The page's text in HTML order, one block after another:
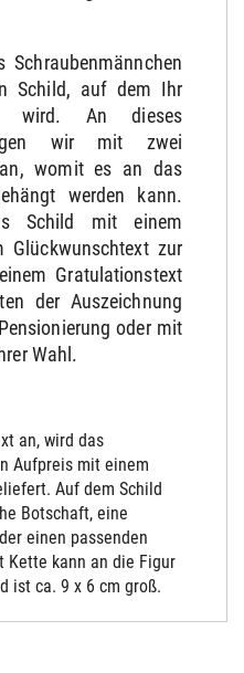
Schild, auf dem Ihr
wird. An dieses
wir mit zwei
womit es an das
werden kann.
Schild mit einem
Glückwunschtext zur
Gratulationstext
der Auszeichnung
oder mit
Wahl.
an, wird das
Aufpreis mit einem
Auf dem Schild
Botschaft, eine
einen passenden
Kette kann an die Figur
ist ca. 9 x 6 cm groß.